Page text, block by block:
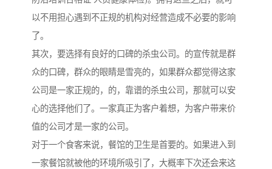
以不用担心遇到不正规的机构对经营造成不必要的影响
了。
其次，要选择有良好的口碑的杀虫公司。的宣传就是群
众的口碑，群众的眼睛是雪亮的，如果群众都觉得这家
公司是一家正规的，的，靠谱的杀虫公司，那就可以安
心的选择他们了。一家真正为客户着想，为客户带来价
值的公司才是一家的公司。
对于一个食客来说，餐馆的卫生是首要的。如果进入到
一家餐馆就被他的环境所吸引了，大概率下次还会来这